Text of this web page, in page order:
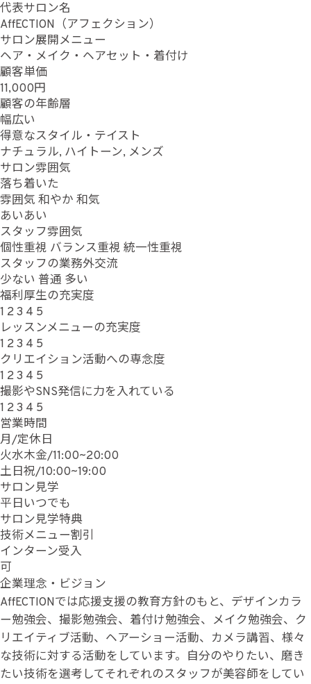
代表サロン名
AffECTION（アフェクション）
サロン展開メニュー
ヘア・メイク・ヘアセット・着付け
顧客単価
11,000円
顧客の年齢層
幅広い
得意なスタイル・テイスト
ナチュラル, ハイトーン, メンズ
サロン雰囲気
落ち着いた
雰囲気 和やか 和気
あいあい
スタッフ雰囲気
個性重視 バランス重視 統一性重視
スタッフの業務外交流
少ない 普通 多い
福利厚生の充実度
1 23 4 5
レッスンメニューの充実度
1 23 4 5
クリエイション活動への専念度
1 23 4 5
撮影やSNS発信に力を入れている
1 23 4 5
営業時間
月/定休日
火水木金/11:00~20:00
土日祝/10:00~19:00
サロン見学
平日いつでも
サロン見学特典
技術メニュー割引
インターン受入
可
企業理念・ビジョン
AffECTIONでは応援支援の教育方針のもと、デザインカラ
ー勉強会、撮影勉強会、着付け勉強会、メイク勉強会、ク
リエイティブ活動、ヘアーショー活動、カメラ講習、様々
な技術に対する活動をしています。自分のやりたい、磨き
たい技術を選考してそれぞれのスタッフが美容師をしてい